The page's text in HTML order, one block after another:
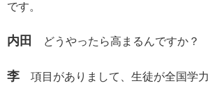
です。
内田 どうやったら高まるんですか？
李 項目がありまして、生徒が全国学